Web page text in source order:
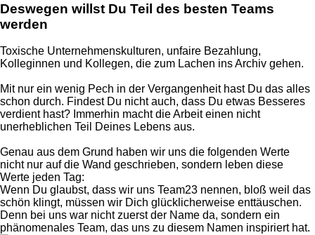
Deswegen willst Du Teil des besten Teams
werden
Toxische Unternehmenskulturen, unfaire Bezahlung,
Kolleginnen und Kollegen, die zum Lachen ins Archiv gehen.
Mit nur ein wenig Pech in der Vergangenheit hast Du das alles
schon durch. Findest Du nicht auch, dass Du etwas Besseres
verdient hast? Immerhin macht die Arbeit einen nicht
unerheblichen Teil Deines Lebens aus.
Genau aus dem Grund haben wir uns die folgenden Werte
nicht nur auf die Wand geschrieben, sondern leben diese
Werte jeden Tag:
Wenn Du glaubst, dass wir uns Team23 nennen, bloß weil das
schön klingt, müssen wir Dich glücklicherweise enttäuschen.
Denn bei uns war nicht zuerst der Name da, sondern ein
phänomenales Team, das uns zu diesem Namen inspiriert hat.